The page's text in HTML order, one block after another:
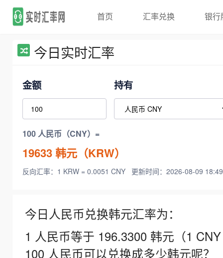
首页 汇率兑换 银行
今日实时汇率
金额 持有
100 人民币（CNY）=
19633韩元（KRW）
反向汇率：1 KRW = 0.0051 CNY 更新时间：2026-08-09
今日人民币兑换韩元汇率为：
1 人民币等于 196.3300 韩元（1
100 人民币可以兑换成多少韩元呢？